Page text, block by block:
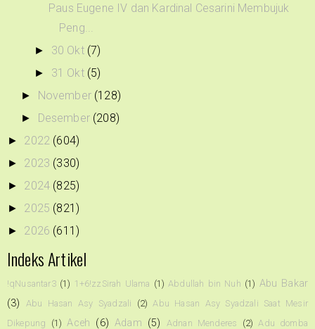
Paus Eugene IV dan Kardinal Cesarini Membujuk
Peng...
► 30 Okt (7)
► 31 Okt (5)
► November (128)
► Desember (208)
► 2022 (604)
► 2023 (330)
► 2024 (825)
► 2025 (821)
► 2026 (611)
Indeks Artikel
!qNusantar3 (1) 1+6!zzSirah Ulama (1) Abdullah bin Nuh (1) Abu Bakar
(3)
Abu Hasan Asy Syadzali (2) Abu Hasan Asy Syadzali Saat Mesir
Dikepung
(1) Aceh (6) Adam (5) Adnan Menderes (2) Adu domba